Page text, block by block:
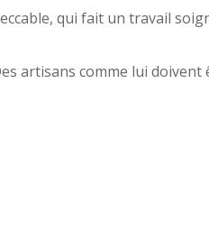
qui fait un travail
artisans comme lui doivent